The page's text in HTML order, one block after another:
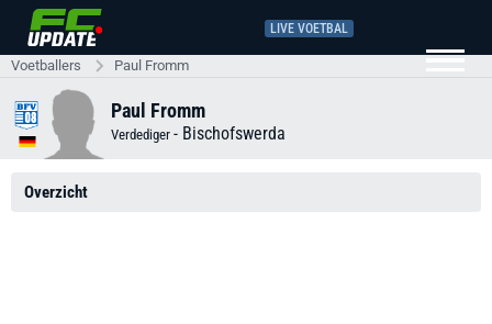
LIVE VOETBAL
Voetballers Paul Fromm
Paul Fromm
Verdediger - Bischofswerda
Overzicht